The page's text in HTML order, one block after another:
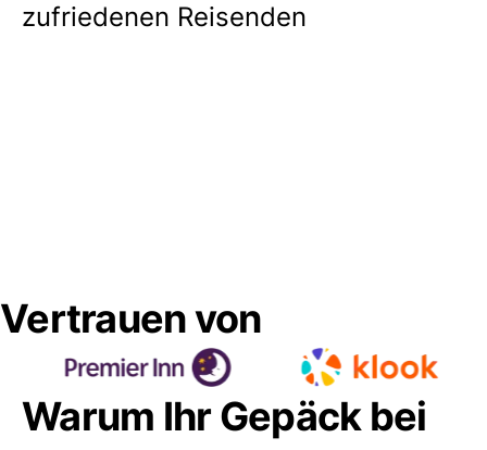
zufriedenen Reisenden
Vertrauen von
Warum Ihr Gepäck bei